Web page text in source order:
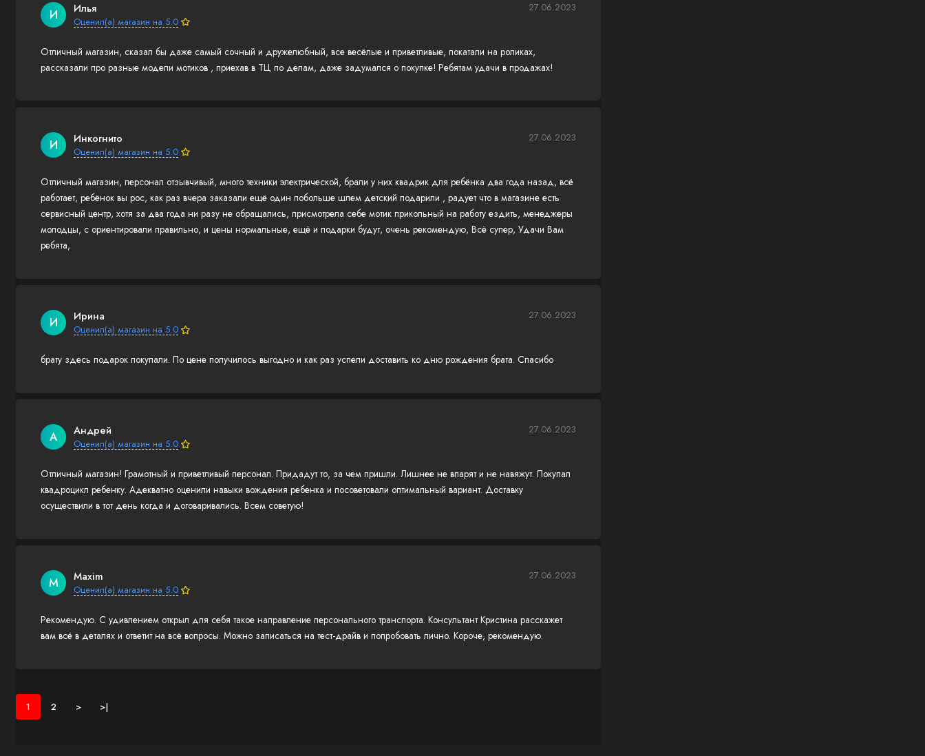
И Илья
Оценил(а) магазин на 5.0
27.06.2023
Отличный магазин, сказал бы даже самый сочный и дружелюбный, все весёлые и приветливые, покатали на роликах,
рассказали про разные модели мотиков , приехав в ТЦ по делам, даже задумался о покупке! Ребятам удачи в продажах!
И Инкогнито
Оценил(а) магазин на 5.0
27.06.2023
Отличный магазин, персонал отзывчивый, много техники электрической, брали у них квадрик для ребёнка два года назад, всё
работает, ребёнок вы рос, как раз вчера заказали ещё один побольше шлем детский подарили , радует что в магазине есть
сервисный центр, хотя за два года ни разу не обращались, присмотрела себе мотик прикольный на работу ездить, менеджеры
молодцы, с ориентировали правильно, и цены нормальные, ещё и подарки будут, очень рекомендую, Всё супер, Удачи Вам
ребята,
И Ирина
Оценил(а) магазин на 5.0
27.06.2023
брату здесь подарок покупали. По цене получилось выгодно и как раз успели доставить ко дню рождения брата. Спасибо
А Андрей
Оценил(а) магазин на 5.0
27.06.2023
Отличный магазин! Грамотный и приветливый персонал. Придадут то, за чем пришли. Лишнее не впарят и не навяжут. Покупал
квадроцикл ребенку. Адекватно оценили навыки вождения ребенка и посоветовали оптимальный вариант. Доставку
осуществили в тот день когда и договаривались. Всем советую!
M Maxim
Оценил(а) магазин на 5.0
27.06.2023
Рекомендую. С удивлением открыл для себя такое направление персонального транспорта. Консультант Кристина расскажет
вам всё в деталях и ответит на всё вопросы. Можно записаться на тест-драйв и попробовать лично. Короче, рекомендую.
1 2 > >|